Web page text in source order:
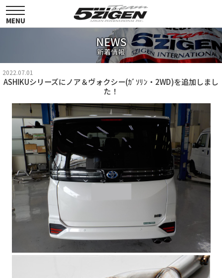
toggle
navigation
MENU
NEWS
新着情報
2022.07.01
ASHIKUシリーズにノア＆ヴォクシー(ｶﾞｿﾘﾝ・2WD)を追加しまし
た！